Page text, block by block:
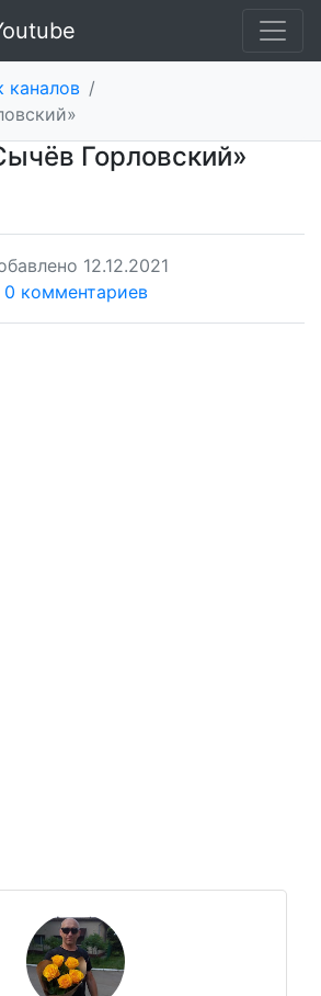
каналов /
Горловский»
12.12.2021
0 комментариев